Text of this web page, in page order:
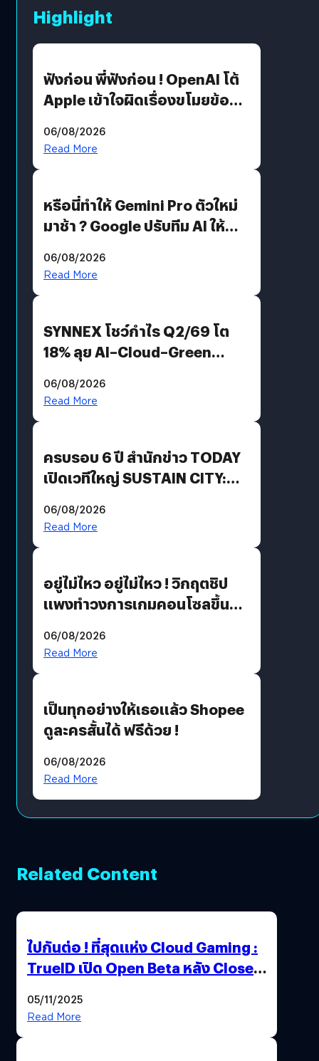
Highlight
ฟังก่อน พี่ฟังก่อน ! OpenAI โต้
Apple เข้าใจผิดเรื่องขโมยข้อมูล
06/08/2026
Read More
หรือนี่ทำให้ Gemini Pro ตัวใหม่
มาช้า ? Google ปรับทีม AI ให้
AGI
06/08/2026
Read More
SYNNEX โชว์กำไร Q2/69 โต
18% ลุย AI–Cloud–Green
Revenue เร่งเครื่อง New
06/08/2026
Read More
ครบรอบ 6 ปี สำนักข่าว TODAY
เปิดเวทีใหญ่ SUSTAIN CITY:
แนวทางปรับตัวสู่เศรษฐกิจสี
06/08/2026
Read More
อยู่ไม่ไหว อยู่ไม่ไหว ! วิกฤตชิป
แพงทำวงการเกมคอนโซลขึ้น
?
06/08/2026
Read More
เป็นทุกอย่างให้เธอแล้ว Shopee
ดูละครสั้นได้ ฟรีด้วย !
06/08/2026
Read More
Related Content
ไปกันต่อ ! ที่สุดแห่ง Cloud Gaming :
TrueID เปิด Open Beta หลัง Close
Thailand Game Show 2025 ทะลุ 15
05/11/2025
Read More